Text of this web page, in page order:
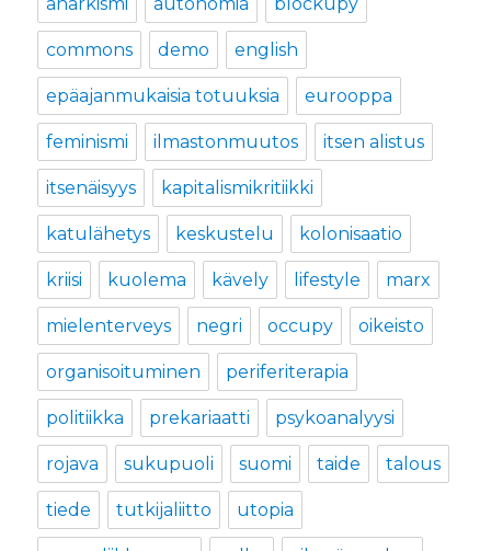
anarkismi autonomia blockupy
commons demo english
epäajanmukaisia totuuksia eurooppa
feminismi ilmastonmuutos itsen alistus
itsenäisyys kapitalismikritiikki
katulähetys keskustelu kolonisaatio
kriisi kuolema kävely lifestyle marx
mielenterveys negri occupy oikeisto
organisoituminen periferiterapia
politiikka prekariaatti psykoanalyysi
rojava sukupuoli suomi taide talous
tiede tutkijaliitto utopia